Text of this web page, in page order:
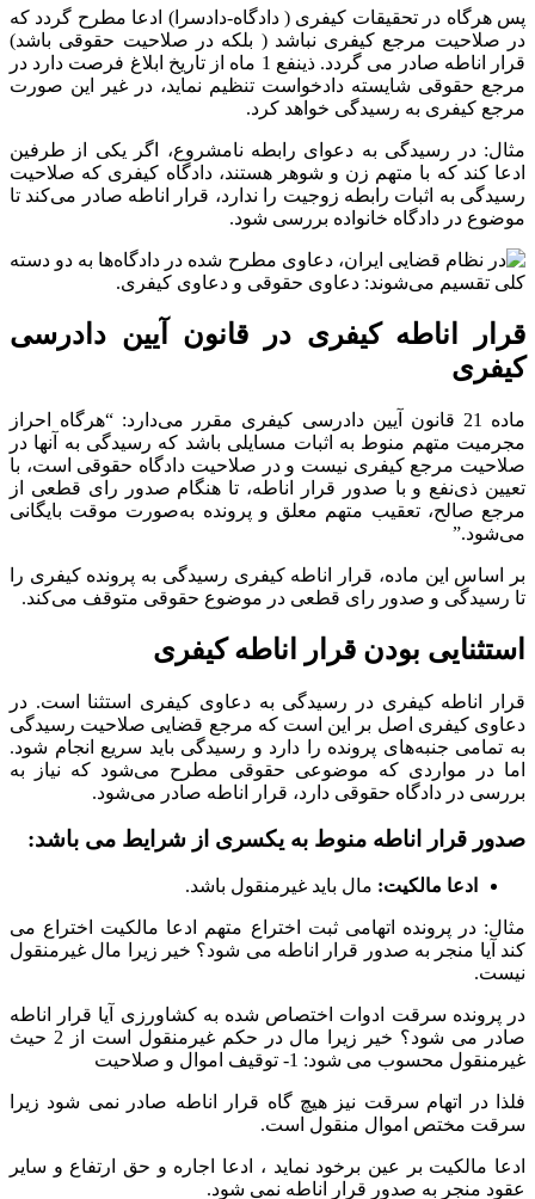
پس هرگاه در تحقیقات کیفری ( دادگاه-دادسرا) ادعا مطرح گردد که
در صلاحیت مرجع کیفری نباشد ( بلکه در صلاحیت حقوقی باشد)
قرار اناطه صادر می گردد. ذینفع 1 ماه از تاریخ ابلاغ فرصت دارد در
مرجع حقوقی شایسته دادخواست تنظیم نماید، در غیر این صورت
مرجع کیفری به رسیدگی خواهد کرد.
مثال: در رسیدگی به دعوای رابطه نامشروع، اگر یکی از طرفین
ادعا کند که با متهم زن و شوهر هستند، دادگاه کیفری که صلاحیت
رسیدگی به اثبات رابطه زوجیت را ندارد، قرار اناطه صادر می‌کند تا
موضوع در دادگاه خانواده بررسی شود.
قرار اناطه کیفری در قانون آیین دادرسی
کیفری
ماده 21 قانون آیین دادرسی کیفری مقرر می‌دارد: “هرگاه احراز
مجرمیت متهم منوط به اثبات مسایلی باشد که رسیدگی به آنها در
صلاحیت مرجع کیفری نیست و در صلاحیت دادگاه حقوقی است، با
تعیین ذی‌نفع و با صدور قرار اناطه، تا هنگام صدور رای قطعی از
مرجع صالح، تعقیب متهم معلق و پرونده به‌صورت موقت بایگانی
می‌شود.”
بر اساس این ماده، قرار اناطه کیفری رسیدگی به پرونده کیفری را
تا رسیدگی و صدور رای قطعی در موضوع حقوقی متوقف می‌کند.
استثنایی بودن قرار اناطه کیفری
قرار اناطه کیفری در رسیدگی به دعاوی کیفری استثنا است. در
دعاوی کیفری اصل بر این است که مرجع قضایی صلاحیت رسیدگی
به تمامی جنبه‌های پرونده را دارد و رسیدگی باید سریع انجام شود.
اما در مواردی که موضوعی حقوقی مطرح می‌شود که نیاز به
بررسی در دادگاه حقوقی دارد، قرار اناطه صادر می‌شود.
صدور قرار اناطه منوط به یکسری از شرایط می باشد:
ادعا مالکیت: مال باید غیرمنقول باشد.
مثال: در پرونده اتهامی ثبت اختراع متهم ادعا مالکیت اختراع می
کند آیا منجر به صدور قرار اناطه می شود؟ خیر زیرا مال غیرمنقول
نیست.
در پرونده سرقت ادوات اختصاص شده به کشاورزی آیا قرار اناطه
صادر می شود؟ خیر زیرا مال در حکم غیرمنقول است از 2 حیث
غیرمنقول محسوب می شود: 1- توقیف اموال و صلاحیت
فلذا در اتهام سرقت نیز هیچ گاه قرار اناطه صادر نمی شود زیرا
سرقت مختص اموال منقول است.
ادعا مالکیت بر عین برخود نماید ، ادعا اجاره و حق ارتفاع و سایر
عقود منجر به صدور قرار اناطه نمی شود.